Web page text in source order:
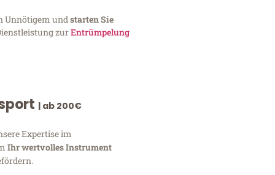
Unnötigem und starten Sie
zurEntrümpelung
| ab 200€
Expertise im
Ihr wertvolles Instrument